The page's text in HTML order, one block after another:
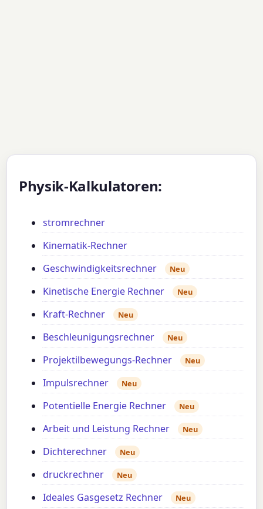
Physik-Kalkulatoren:
stromrechner
Kinematik-Rechner
Geschwindigkeitsrechner
Neu
Kinetische Energie Rechner Neu
Kraft-Rechner Neu
Beschleunigungsrechner Neu
Projektilbewegungs-Rechner Neu
Impulsrechner Neu
Potentielle Energie Rechner Neu
Arbeit und Leistung Rechner Neu
Dichterechner Neu
druckrechner Neu
Ideales Gasgesetz Rechner Neu